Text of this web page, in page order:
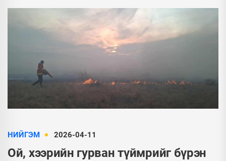
НИЙГЭМ 2026-04-11
Ой, хээрийн гурван түймрийг бүрэн